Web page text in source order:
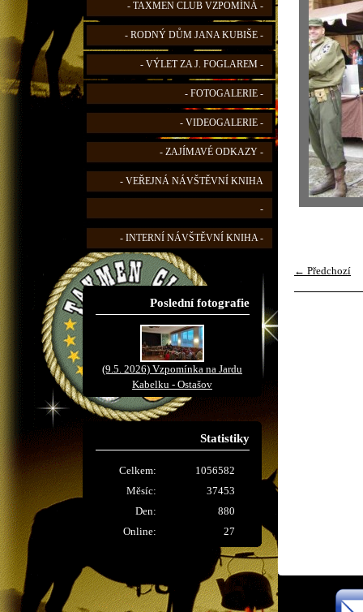
- TAXMEN CLUB VZPOMÍNÁ -
- RODNÝ DŮM JANA KUBIŠE -
- VÝLET ZA J. FOGLAREM -
- FOTOGALERIE -
- VIDEOGALERIE -
- ZAJÍMAVÉ ODKAZY -
- VEŘEJNÁ NÁVŠTĚVNÍ KNIHA
-
- INTERNÍ NÁVŠTĚVNÍ KNIHA -
Poslední fotografie
(9.5. 2026) Vzpomínka na Jardu
Kabelku - Ostašov
Statistiky
Online: 27
Celkem:
1056582
Měsíc:
37453
Den:
880
← Předchozí